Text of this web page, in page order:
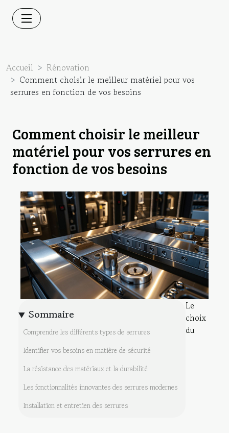
Accueil
Rénovation
Comment choisir le meilleur matériel pour vos
serrures en fonction de vos besoins
Comment choisir le meilleur
matériel pour vos serrures en
fonction de vos besoins
Sommaire
Comprendre les différents types de serrures
Identifier vos besoins en matière de sécurité
La résistance des matériaux et la durabilité
Les fonctionnalités innovantes des serrures modernes
Installation et entretien des serrures
Le
choix
du